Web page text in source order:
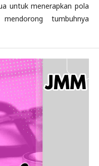
untuk menerapkan pola
tumbuhnya